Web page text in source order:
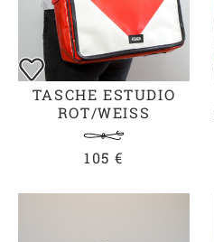
TASCHE ESTUDIO
ROT/WEISS
105 €